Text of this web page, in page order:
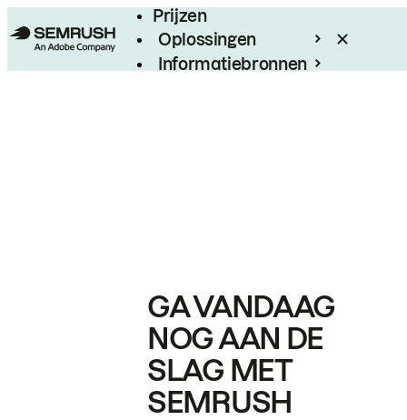
Prijzen
Oplossingen
Informatiebronnen
GA VANDAAG
NOG AAN DE
SLAG MET
SEMRUSH